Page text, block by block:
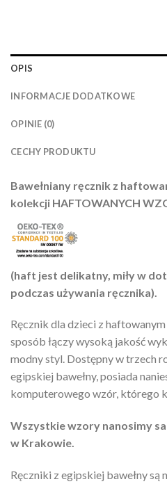
OPIS
INFORMACJE DODATKOWE
OPINIE (0)
CECHY PRODUKTU
Bawełniany ręcznik z
kolekcji HAFTOWANYCH
(haft jest delikatny, miły w
podczas używania ręcznika).
Ręcznik dla dzieci z
sposób łączy wysoką jakość
modny styl. Dostępny w trzech
egipskiej bawełny, posiada
komputerowego wzór, którego
Wszystkie wzory nanosimy
w Krakowie.
Ręczniki z egipskiej bawełny są